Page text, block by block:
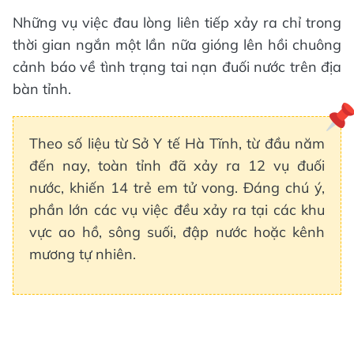
Những vụ việc đau lòng liên tiếp xảy ra chỉ trong
thời gian ngắn một lần nữa gióng lên hồi chuông
cảnh báo về tình trạng tai nạn đuối nước trên địa
bàn tỉnh.
Theo số liệu từ Sở Y tế Hà Tĩnh, từ đầu năm
đến nay, toàn tỉnh đã xảy ra 12 vụ đuối
nước, khiến 14 trẻ em tử vong. Đáng chú ý,
phần lớn các vụ việc đều xảy ra tại các khu
vực ao hồ, sông suối, đập nước hoặc kênh
mương tự nhiên.